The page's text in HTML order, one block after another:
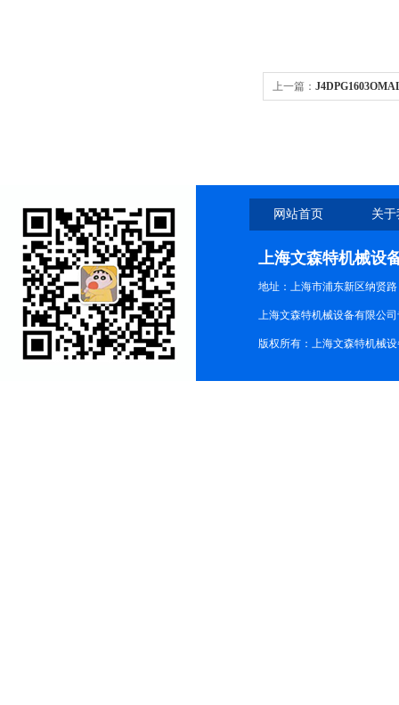
上一篇：
网站首页 关
上海文森特机械设
地址：上海市浦东新区纳贤路
上海文森特机械设备有限公
版权所有：上海文森特机械